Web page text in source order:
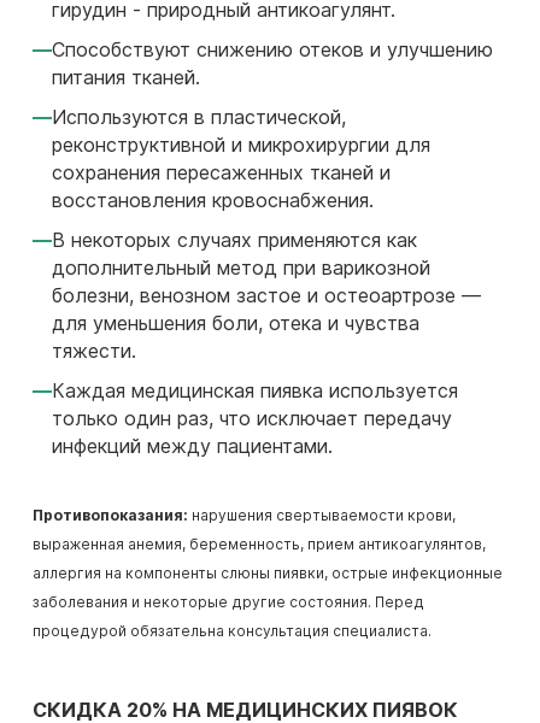
гирудин - природный антикоагулянт.
Способствуют снижению отеков и улучшению
питания тканей.
Используются в пластической,
реконструктивной и микрохирургии для
сохранения пересаженных тканей и
восстановления кровоснабжения.
В некоторых случаях применяются как
дополнительный метод при варикозной
болезни, венозном застое и остеоартрозе —
для уменьшения боли, отека и чувства
тяжести.
Каждая медицинская пиявка используется
только один раз, что исключает передачу
инфекций между пациентами.
Противопоказания: нарушения свертываемости крови,
выраженная анемия, беременность, прием антикоагулянтов,
аллергия на компоненты слюны пиявки, острые инфекционные
заболевания и некоторые другие состояния. Перед
процедурой обязательна консультация специалиста.
СКИДКА 20% НА МЕДИЦИНСКИХ ПИЯВОК